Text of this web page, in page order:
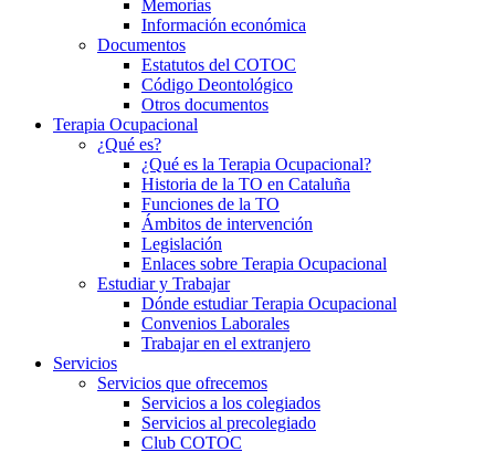
Memorias
Información económica
Documentos
Estatutos del COTOC
Código Deontológico
Otros documentos
Terapia Ocupacional
¿Qué es?
¿Qué es la Terapia Ocupacional?
Historia de la TO en Cataluña
Funciones de la TO
Ámbitos de intervención
Legislación
Enlaces sobre Terapia Ocupacional
Estudiar y Trabajar
Dónde estudiar Terapia Ocupacional
Convenios Laborales
Trabajar en el extranjero
Servicios
Servicios que ofrecemos
Servicios a los colegiados
Servicios al precolegiado
Club COTOC